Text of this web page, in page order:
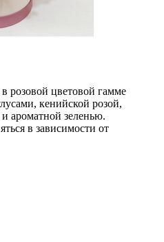
розовой цветовой гамме
кенийской розой,
ароматной зеленью.
в зависимости от